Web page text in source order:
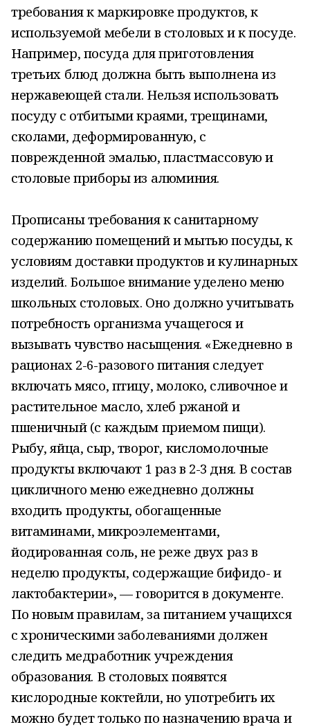
требования к маркировке продуктов, к
используемой мебели в столовых и к посуде.
Например, посуда для приготовления
третьих блюд должна быть выполнена из
нержавеющей стали. Нельзя использовать
посуду с отбитыми краями, трещинами,
сколами, деформированную, с
поврежденной эмалью, пластмассовую и
столовые приборы из алюминия.
Прописаны требования к санитарному
содержанию помещений и мытью посуды, к
условиям доставки продуктов и кулинарных
изделий. Большое внимание уделено меню
школьных столовых. Оно должно учитывать
потребность организма учащегося и
вызывать чувство насыщения. «Ежедневно в
рационах 2-6-разового питания следует
включать мясо, птицу, молоко, сливочное и
растительное масло, хлеб ржаной и
пшеничный (с каждым приемом пищи).
Рыбу, яйца, сыр, творог, кисломолочные
продукты включают 1 раз в 2-3 дня. В состав
цикличного меню ежедневно должны
входить продукты, обогащенные
витаминами, микроэлементами,
йодированная соль, не реже двух раз в
неделю продукты, содержащие бифидо- и
лактобактерии», — говорится в документе.
По новым правилам, за питанием учащихся
с хроническими заболеваниями должен
следить медработник учреждения
образования. В столовых появятся
кислородные коктейли, но употребить их
можно будет только по назначению врача и